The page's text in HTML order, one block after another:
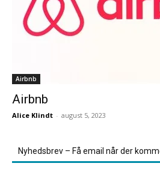
Airbnb
Airbnb
Alice Klindt - august 5, 2023
Nyhedsbrev – Få email når der